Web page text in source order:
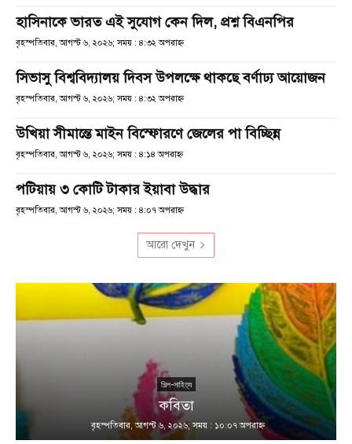
হাসিনাকে ভারত এই সুযোগ কেন দিল, প্রশ্ন বিএনপির
বৃহস্পতিবার, আগস্ট ৬, ২০২৬; সময় : ৪:৩২ অপরাহ্ণ
সিভাসু বিশ্ববিদ্যালয় দিবস উপলক্ষে থাকছে বর্ণাঢ্য আয়োজন
বৃহস্পতিবার, আগস্ট ৬, ২০২৬; সময় : ৪:৩২ অপরাহ্ণ
উখিয়া সীমান্তে মাইন বিস্ফোরণে জেলের পা বিচ্ছিন্ন
বৃহস্পতিবার, আগস্ট ৬, ২০২৬; সময় : ৪:১৪ অপরাহ্ণ
পটিয়ায় ৩ কোটি টাকার ইয়াবা উদ্ধার
বৃহস্পতিবার, আগস্ট ৬, ২০২৬; সময় : ৪:০৭ অপরাহ্ণ
আরো দেখুন
শিল্প-সাহিত্য
কবিতা
বৃহস্পতিবার, আগস্ট ৬, ২০২৬; সময় : ১০:০৭ অপরাহ্ণ